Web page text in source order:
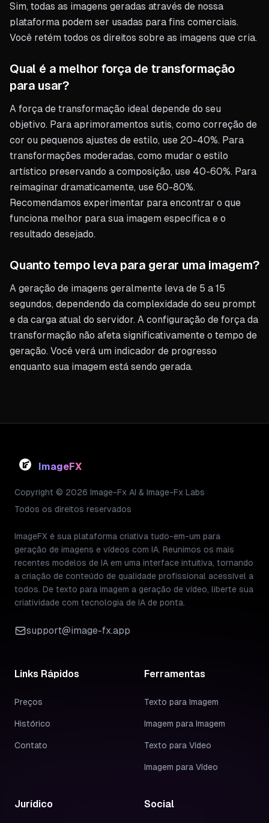
Sim, todas as imagens geradas através de nossa
plataforma podem ser usadas para fins comerciais.
Você retém todos os direitos sobre as imagens que cria.
Qual é a melhor força de transformação
para usar?
A força de transformação ideal depende do seu
objetivo. Para aprimoramentos sutis, como correção de
cor ou pequenos ajustes de estilo, use 20-40%. Para
transformações moderadas, como mudar o estilo
artístico preservando a composição, use 40-60%. Para
reimaginar dramaticamente, use 60-80%.
Recomendamos experimentar para encontrar o que
funciona melhor para sua imagem específica e o
resultado desejado.
Quanto tempo leva para gerar uma imagem?
A geração de imagens geralmente leva de 5 a 15
segundos, dependendo da complexidade do seu prompt
e da carga atual do servidor. A configuração de força da
transformação não afeta significativamente o tempo de
geração. Você verá um indicador de progresso
enquanto sua imagem está sendo gerada.
ImageFX
Copyright © 2026 Image-Fx AI & Image-Fx Labs
Todos os direitos reservados
ImageFX é sua plataforma criativa tudo-em-um para
geração de imagens e vídeos com IA. Reunimos os mais
recentes modelos de IA em uma interface intuitiva, tornando
a criação de conteúdo de qualidade profissional acessível a
todos. De texto para imagem a geração de vídeo, liberte sua
criatividade com tecnologia de IA de ponta.
support@image-fx.app
Links Rápidos
Preços
Histórico
Contato
Ferramentas
Texto para Imagem
Imagem para Imagem
Texto para Vídeo
Imagem para Vídeo
Jurídico Social